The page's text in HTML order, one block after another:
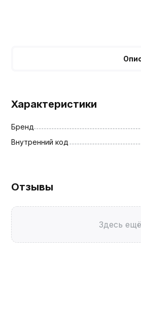
Характеристики
Бренд
Внутренний код
Отзывы
Здесь